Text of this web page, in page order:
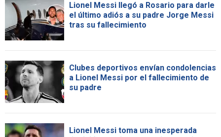
Lionel Messi llegó a Rosario para darle
el último adiós a su padre Jorge Messi
tras su fallecimiento
Clubes deportivos envían condolencias
a Lionel Messi por el fallecimiento de
su padre
Lionel Messi toma una inesperada